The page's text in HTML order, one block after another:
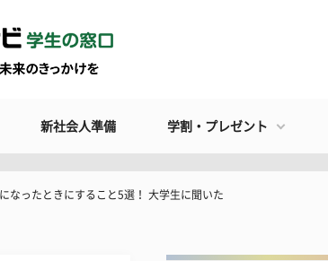
新社会人準備 学割・プレゼント
なったときにすること5選！ 大学生に聞いた